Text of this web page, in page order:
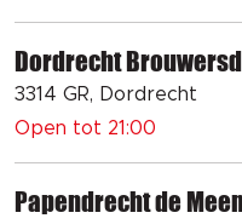
Dordrecht
3314 GR, Dordrecht
Open tot 21:00
Papendrecht de